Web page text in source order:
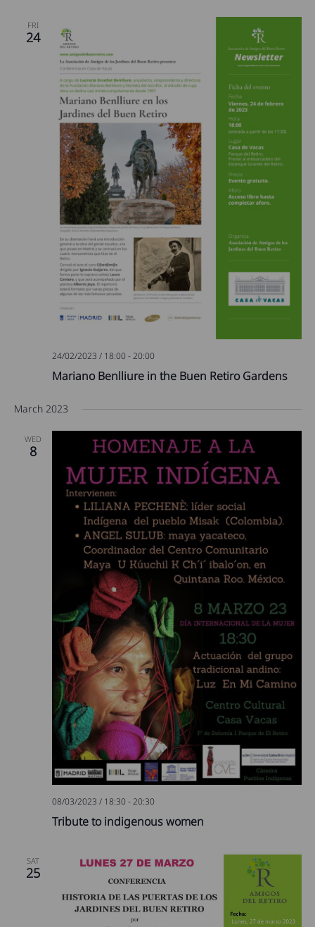
FRI
24
24/02/2023 / 18:00-20:00
Mariano Benlliure in the Buen Retiro Gardens
March 2023
WED
8
08/03/2023 / 18:30-20:30
Tribute to indigenous women
SAT
25